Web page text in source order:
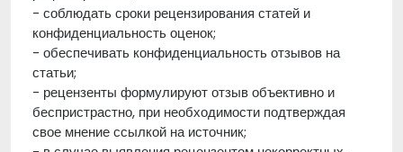
- соблюдать сроки рецензирования статей и
конфиденциальность оценок;
- обеспечивать конфиденциальность отзывов на
статьи;
- рецензенты формулируют отзыв объективно и
беспристрастно, при необходимости подтверждая
свое мнение ссылкой на источник;